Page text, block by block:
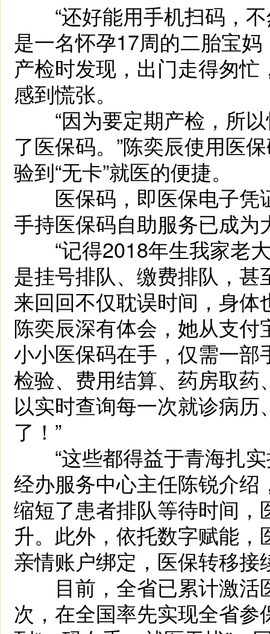
“还好能用手机扫码，不
是一名怀孕17周的二胎宝
产检时发现，出门走得匆
感到慌张。
“因为要定期产检，所以
了医保码。”陈奕辰使用医
验到“无卡”就医的便捷。
医保码，即医保电子凭
手持医保码自助服务已成
“记得2018年生我家老大
是挂号排队、缴费排队，
来回回不仅耽误时间，身体
陈奕辰深有体会，她从支付
小小医保码在手，仅需一
检验、费用结算、药房取
以实时查询每一次就诊病
了！”
“这些都得益于青海扎实
经办服务中心主任陈锐介绍
缩短了患者排队等待时间
升。此外，依托数字赋能
亲情账户绑定，医保转移
目前，全省已累计激活
次，在全国率先实现全省